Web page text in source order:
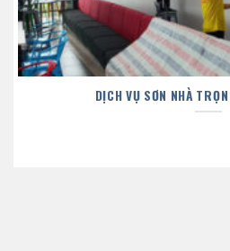
DỊCH VỤ SƠN NHÀ